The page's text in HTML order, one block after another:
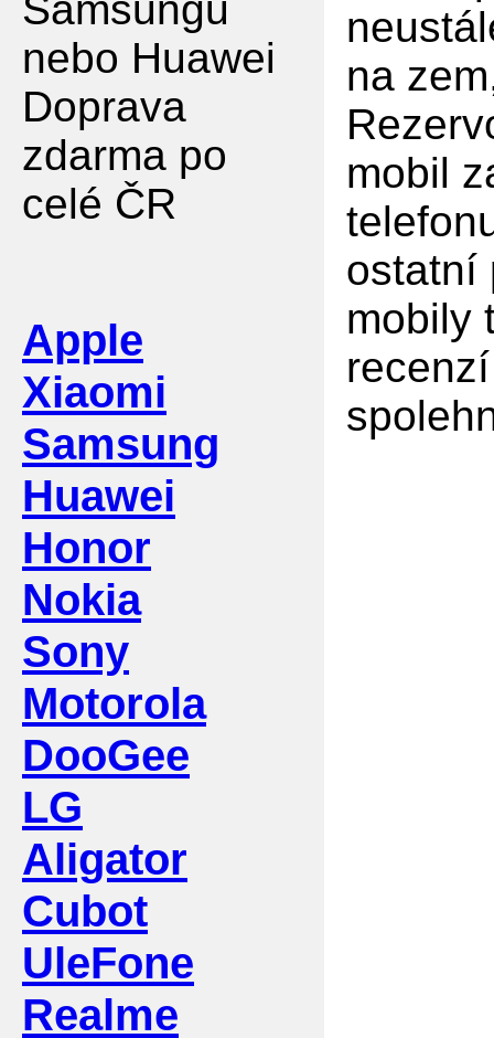
nebo Huawei
Doprava
zdarma po
celé ČR
Apple
Xiaomi
Samsung
Huawei
Honor
Nokia
Sony
Motorola
DooGee
LG
Aligator
Cubot
UleFone
Realme
na
mobil
ostatní
mobily